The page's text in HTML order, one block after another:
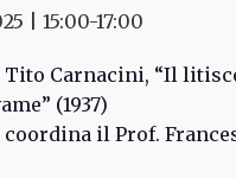
| 15:00-17:00
Tito Carnacini, “Il
(1937)
il Prof.